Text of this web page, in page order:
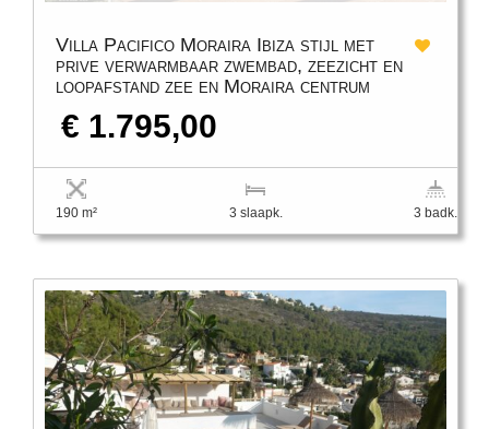
Villa Pacifico Moraira Ibiza stijl met
prive verwarmbaar zwembad, zeezicht en
loopafstand zee en Moraira centrum
€ 1.795,00
190 m² 3 slaapk. 3 badk.